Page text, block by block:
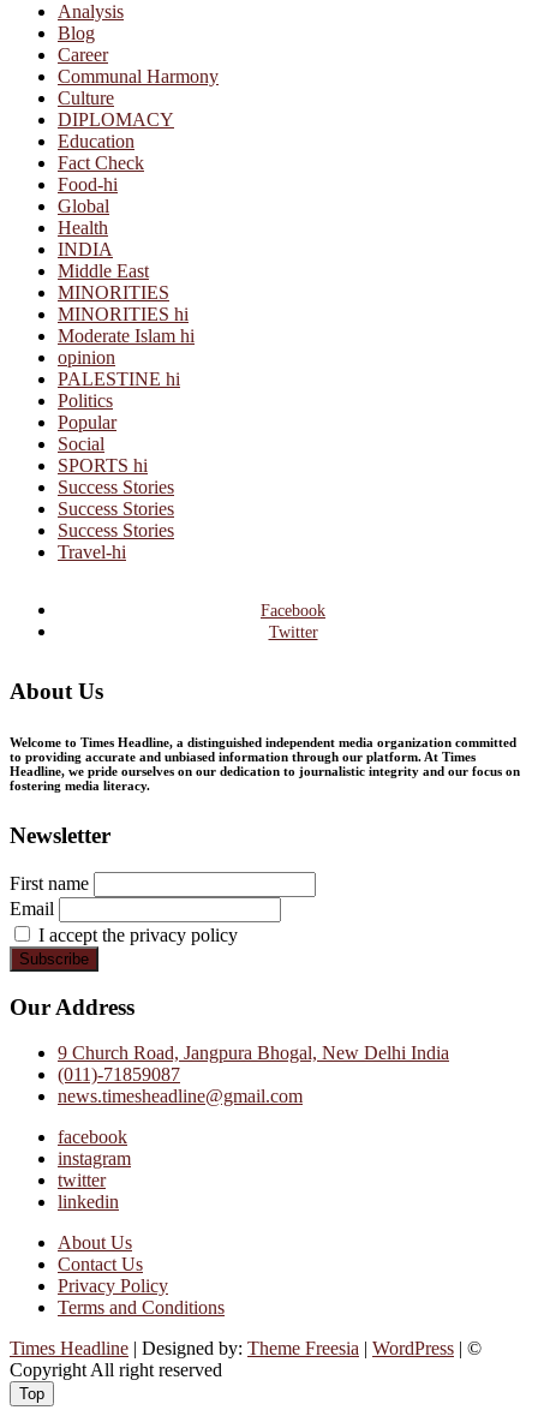
Analysis
Blog
Career
Communal Harmony
Culture
DIPLOMACY
Education
Fact Check
Food-hi
Global
Health
INDIA
Middle East
MINORITIES
MINORITIES hi
Moderate Islam hi
opinion
PALESTINE hi
Politics
Popular
Social
SPORTS hi
Success Stories
Success Stories
Success Stories
Travel-hi
Facebook
Twitter
About Us
Welcome to Times Headline, a distinguished independent media organization committed
to providing accurate and unbiased information through our platform. At Times
Headline, we pride ourselves on our dedication to journalistic integrity and our focus on
fostering media literacy.
Newsletter
First name
Email
I accept the privacy policy
Our Address
9 Church Road, Jangpura Bhogal, New Delhi India
(011)-71859087
news.timesheadline@gmail.com
facebook
instagram
twitter
linkedin
About Us
Contact Us
Privacy Policy
Terms and Conditions
Times Headline | Designed by: Theme Freesia | WordPress | ©
Copyright All right reserved
Top